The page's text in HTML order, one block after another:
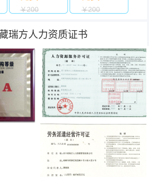
￥200 ￥200
瑞方人力资质证书